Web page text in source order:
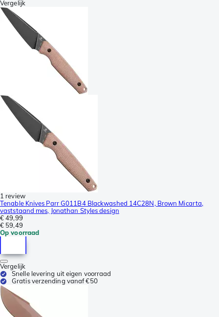
Vergelijk
1 review
Tenable Knives Parr G011B4 Blackwashed 14C28N, Brown Micarta,
vaststaand mes, Jonathan Styles design
€ 49,99
€ 59,49
Op voorraad
Vergelijk
Snelle levering uit eigen voorraad
Gratis verzending vanaf €50